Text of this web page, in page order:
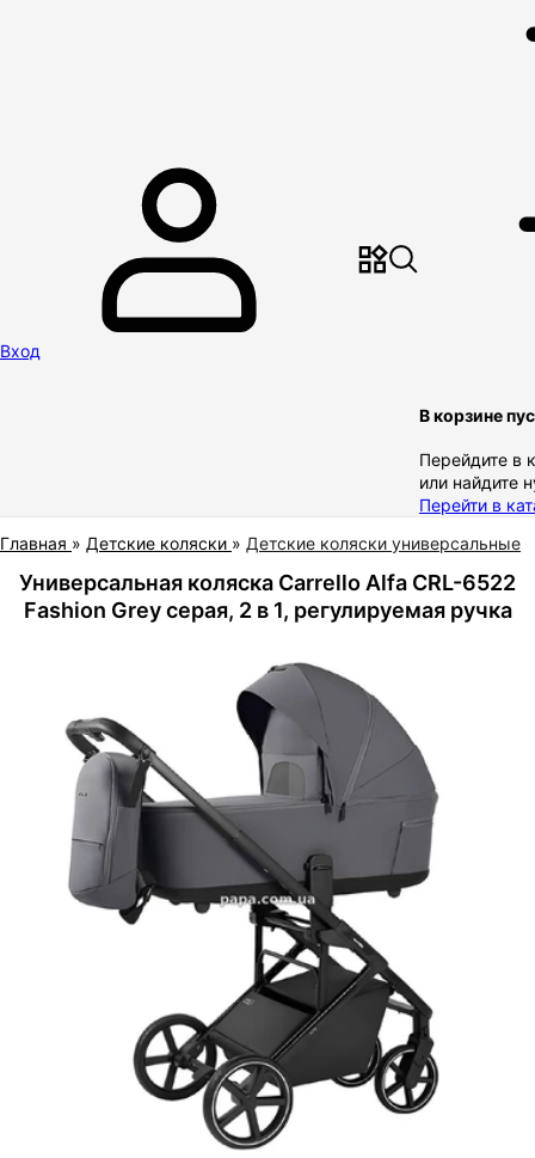
Вход
В корзине
Перейдите в
или найдите
Перейти в
Главная » Детские коляски » Детские коляски универсальные
Универсальная коляска Carrello Alfa CRL-6522
Fashion Grey серая, 2 в 1, регулируемая ручка